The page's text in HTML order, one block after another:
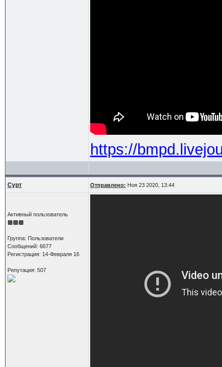
https://
Сурт Отправлено: Ноя 23 2020, 13:44
Активный пользователь
Группа: Пользователи
Сообщений: 6677
Регистрация: 14-Февраля 16
Репутация: 507